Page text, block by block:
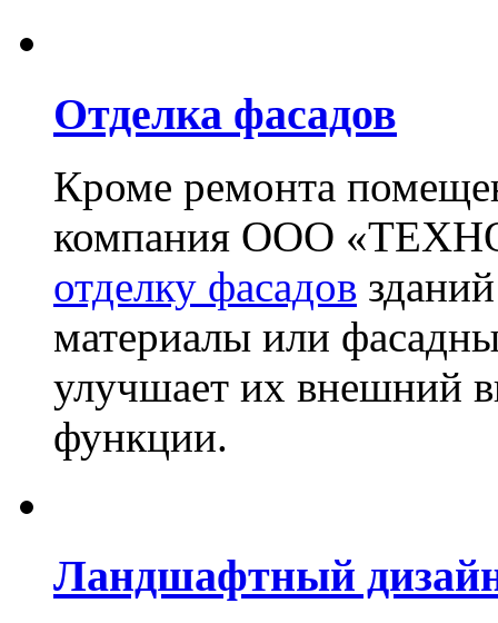
Отделка фасадов
Кроме ремонта
компания ООО
отделку фасадов
материалы или
улучшает их внешний
функции.
Ландшафтный